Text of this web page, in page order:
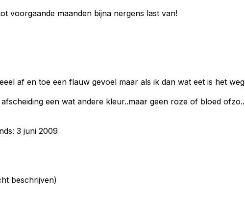
voorgaande maanden bijna nergens last van!
af en toe een flauw gevoel maar als ik dan wat eet is het weg
een wat andere kleur..maar geen roze of bloed ofzo..
3 juni 2009
beschrijven)